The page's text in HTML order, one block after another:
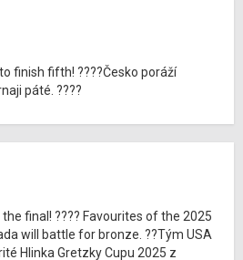
finish fifth! ????Česko poráží
páté. ????
final! ???? Favourites of the 2025
will battle for bronze. ??Tým USA
Hlinka Gretzky Cupu 2025 z